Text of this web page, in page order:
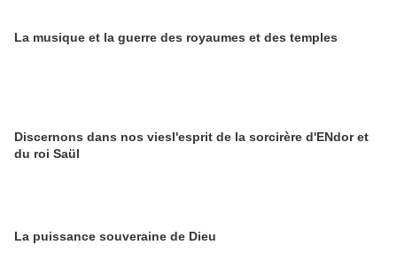
La musique et la guerre des royaumes et des temples
Discernons dans nos viesl'esprit de la sorcirère d'ENdor et
du roi Saül
La puissance souveraine de Dieu